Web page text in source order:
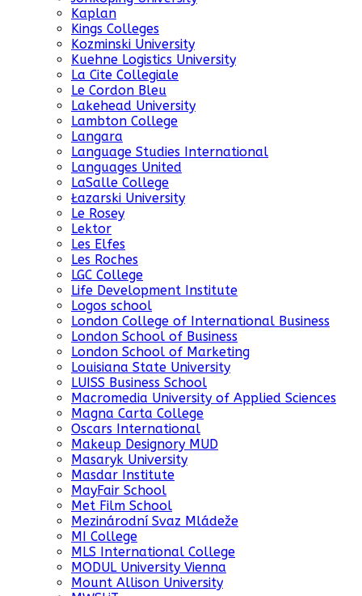
Kaplan
Kings Colleges
Kozminski University
Kuehne Logistics University
La Cite Collegiale
Le Cordon Bleu
Lakehead University
Lambton College
Langara
Language Studies International
Languages United
LaSalle College
Łazarski University
Le Rosey
Lektor
Les Elfes
Les Roches
LGC College
Life Development Institute
Logos school
London College of International Business
London School of Business
London School of Marketing
Louisiana State University
LUISS Business School
Macromedia University of Applied Sciences
Magna Carta College
Oscars International
Makeup Designory MUD
Masaryk University
Masdar Institute
MayFair School
Met Film School
Mezinárodní Svaz Mládeže
MI College
MLS International College
MODUL University Vienna
Mount Allison University